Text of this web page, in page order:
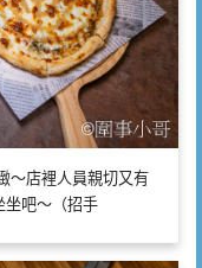
～店裡人員親切又有
坐吧～（招手